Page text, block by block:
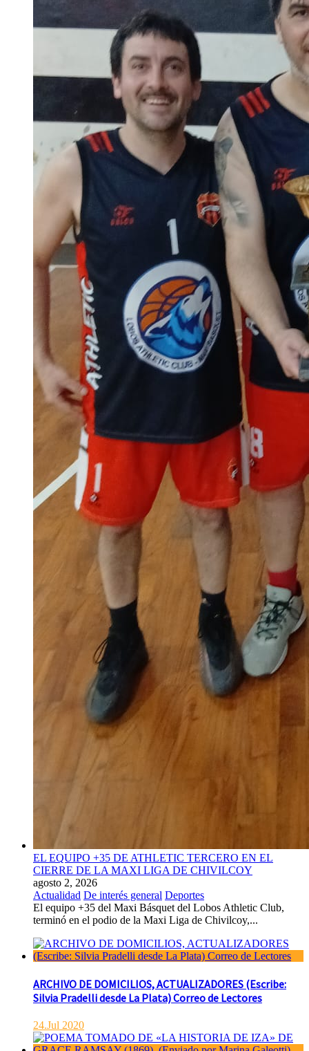
EL EQUIPO +35 DE ATHLETIC TERCERO EN EL
CIERRE DE LA MAXI LIGA DE CHIVILCOY
agosto 2, 2026
Actualidad De interés general Deportes
El equipo +35 del Maxi Básquet del Lobos Athletic Club,
terminó en el podio de la Maxi Liga de Chivilcoy,...
ARCHIVO DE DOMICILIOS, ACTUALIZADORES (Escribe:
Silvia Pradelli desde La Plata) Correo de Lectores
24.Jul 2020